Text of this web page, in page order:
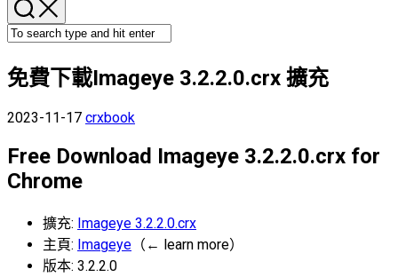
免費下載Imageye 3.2.2.0.crx 擴充
2023-11-17 crxbook
Free Download Imageye 3.2.2.0.crx for
Chrome
擴充: Imageye 3.2.2.0.crx
主頁: Imageye （← learn more）
版本: 3.2.2.0